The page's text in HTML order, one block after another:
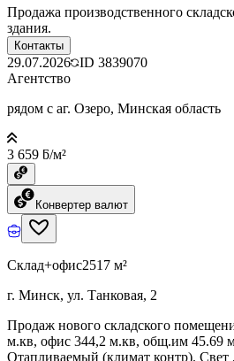
Продажа производственного
здания.
Контакты
29.07.2026 ID 3839070
Агентство
рядом с аг. Озеро, Минская область
3 659 ƃ/м²
Конвертер валют
Склад+офис2517 м²
г. Минск, ул. Танковая, 2
Продаж нового складского
м.кв, офис 344,2 м.кв, общ.им 45.69
Отапливаемый (климат контр). Свет